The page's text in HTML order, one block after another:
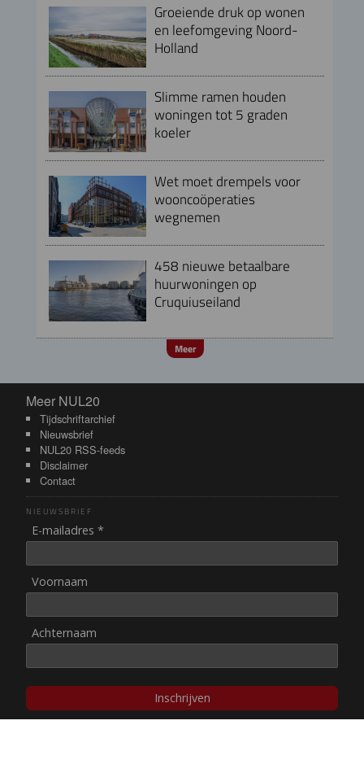
Groeiende druk op wonen
en leefomgeving Noord-
Holland
Slimme ramen houden
woningen tot 5 graden
koeler
Wet moet drempels voor
wooncoöperaties
wegnemen
458 nieuwe betaalbare
huurwoningen op
Cruquiuseiland
Meer
Meer NUL20
Meer NUL20
Tijdschriftarchief
Nieuwsbrief
NUL20 RSS-feeds
Disclaimer
Contact
NIEUWSBRIEF
E-mailadres *
Voornaam
Achternaam
Inschrijven